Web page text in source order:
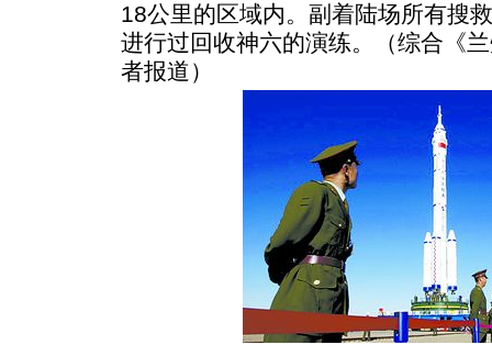
18公里的区域内。副着陆场所有搜
进行过回收神六的演练。（综合《
者报道）